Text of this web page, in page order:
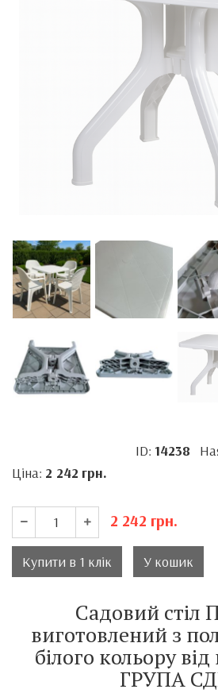
ID: 14238
Ціна: 2 242 грн.
2 242 грн.
Купити в 1 клік У кошик
Садовий
виготовлений з
білого кольору
ГРУПА